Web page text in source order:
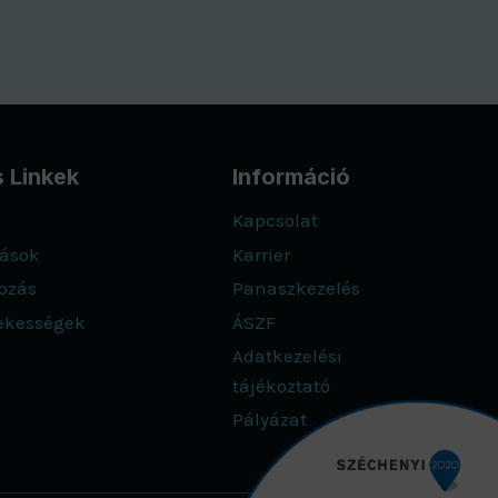
Linkek Információ
Kapcsolat
Karrier
Panaszkezelés
ÁSZF
Adatkezelési
tájékoztató
Pályázat